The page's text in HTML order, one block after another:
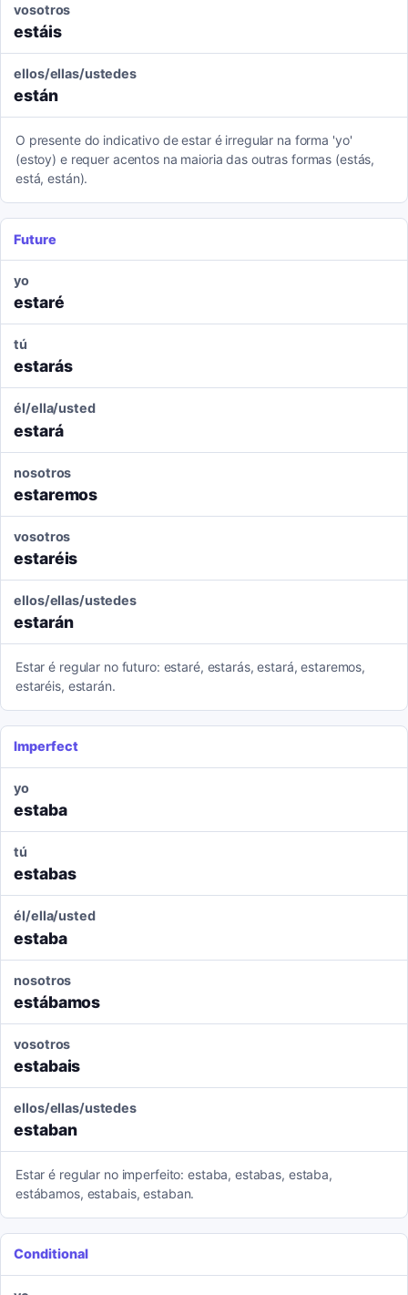
vosotros
estáis
ellos/ellas/ustedes
están
O presente do indicativo de estar é irregular na forma 'yo'
(estoy) e requer acentos na maioria das outras formas (estás,
está, están).
Future
yo
estaré
tú
estarás
él/ella/usted
estará
nosotros
estaremos
vosotros
estaréis
ellos/ellas/ustedes
estarán
Estar é regular no futuro: estaré, estarás, estará, estaremos,
estaréis, estarán.
Imperfect
yo
estaba
tú
estabas
él/ella/usted
estaba
nosotros
estábamos
vosotros
estabais
ellos/ellas/ustedes
estaban
Estar é regular no imperfeito: estaba, estabas, estaba,
estábamos, estabais, estaban.
Conditional